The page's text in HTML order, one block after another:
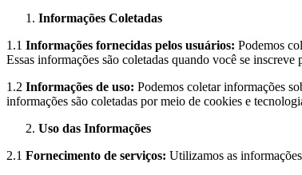
Informações Coletadas
1.1 Informações fornecidas pelos usuários: Podemos
Essas informações são coletadas quando você se
1.2 Informações de uso: Podemos coletar informações
informações são coletadas por meio de cookies e
Uso das Informações
2.1 Fornecimento de serviços: Utilizamos as